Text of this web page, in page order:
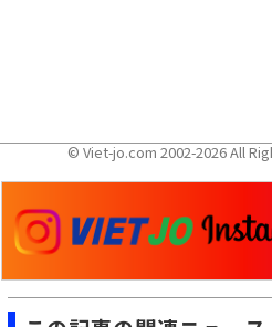
© Viet-jo.com 2002-2026 All